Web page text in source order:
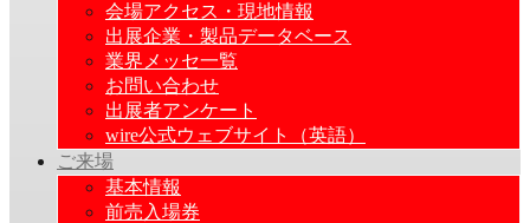
会場アクセス・現地情報
出展企業・製品データベース
業界メッセ一覧
お問い合わせ
出展者アンケート
wire公式ウェブサイト（英語）
ご来場
基本情報
前売入場券